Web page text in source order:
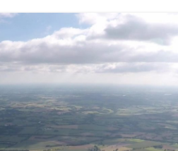
VIE DU CLUB
VOLS ET TREUIL
AILLEURS SUR LE WEB